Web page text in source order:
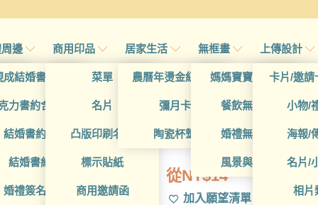
邊
成結婚書約夾
力書約含木座
結婚書約組
結婚書約
婚禮簽名簿
商用印品
菜單
名片
凸版印刷名片
標示貼紙
商用邀請函
居家生活
農曆年燙金紅包袋
彌月卡
陶瓷杯墊
無框畫
媽媽寶寶無框畫
餐飲無框畫
婚禮無框畫
風景與藝術
上傳設計
卡片/邀請
小物/
海報/
名片/
相片
首頁 / 全部用
PSPT01002
從NT$14
加入願望清單